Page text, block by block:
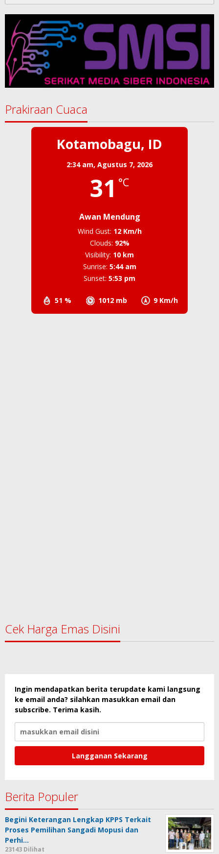
Prakiraan Cuaca
Kotamobagu, ID
2:34 am, Agustus 7, 2026
31 °C
Awan Mendung
51 % 1012 mb 9 Km/h
Wind Gust: 12 Km/h
Clouds: 92%
Visibility: 10 km
Sunrise: 5:44 am
Sunset: 5:53 pm
Cek Harga Emas Disini
Ingin mendapatkan berita terupdate kami langsung
ke email anda? silahkan masukkan email dan
subscribe. Terima kasih.
Berita Populer
Begini Keterangan Lengkap KPPS Terkait
Proses Pemilihan Sangadi Mopusi dan
Perhi…
23143 Dilihat